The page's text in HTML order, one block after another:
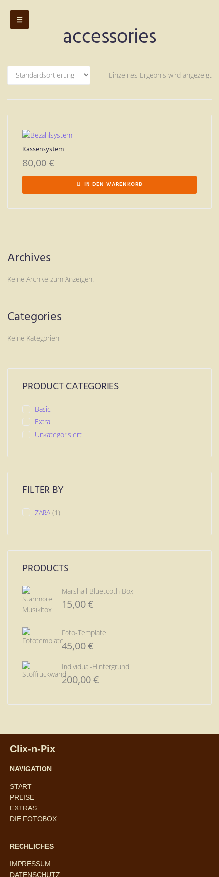
accessories
Einzelnes Ergebnis wird angezeigt
Kassensystem
80,00€
IN DEN WARENKORB
Archives
Keine Archive zum Anzeigen.
Categories
Keine Kategorien
PRODUCT CATEGORIES
Basic
Extra
Unkategorisiert
FILTER BY
ZARA (1)
PRODUCTS
Marshall-Bluetooth Box
15,00€
Foto-Template
45,00€
Individual-Hintergrund
200,00€
Clix-n-Pix
NAVIGATION
START
PREISE
EXTRAS
DIE FOTOBOX
RECHLICHES
IMPRESSUM
DATENSCHUTZ